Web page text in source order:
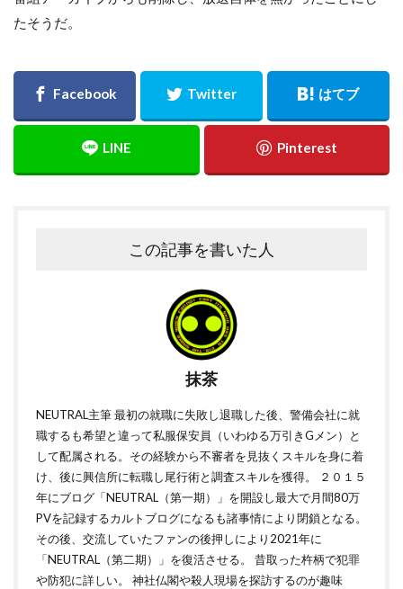
たそうだ。
この記事を書いた人
抹茶
NEUTRAL主筆 最初の就職に失敗し退職した後、警備会社に就
職するも希望と違って私服保安員（いわゆる万引きGメン）と
して配属される。その経験から不審者を見抜くスキルを身に着
け、後に興信所に転職し尾行術と調査スキルを獲得。 ２０１５
年にブログ「NEUTRAL（第一期）」を開設し最大で月間80万
PVを記録するカルトブログになるも諸事情により閉鎖となる。
その後、交流していたファンの後押しにより2021年に
「NEUTRAL（第二期）」を復活させる。 昔取った杵柄で犯罪
や防犯に詳しい。 神社仏閣や殺人現場を探訪するのが趣味